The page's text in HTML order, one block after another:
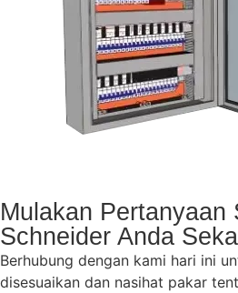
Mulakan Pertanyaan
Schneider Anda
Berhubung dengan kami hari ini
disesuaikan dan nasihat pakar